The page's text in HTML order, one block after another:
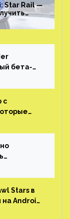
Star Rail —
бета-
с
машины
Stars в
на Android